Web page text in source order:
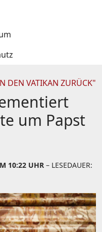
DEN VATIKAN ZURÜCK"
um Papst
10:22 UHR – LESEDAUER: